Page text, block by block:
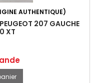
AUTHENTIQUE)
207 GAUCHE
XT